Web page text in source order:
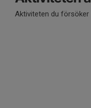
Aktiviteten du försöker